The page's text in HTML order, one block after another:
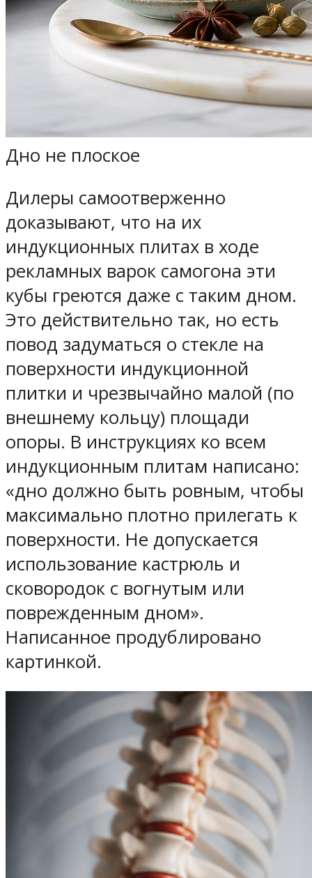
Дно не плоское
Дилеры самоотверженно
доказывают, что на их
индукционных плитах в ходе
рекламных варок самогона эти
кубы греются даже с таким дном.
Это действительно так, но есть
повод задуматься о стекле на
поверхности индукционной
плитки и чрезвычайно малой (по
внешнему кольцу) площади
опоры. В инструкциях ко всем
индукционным плитам написано:
«дно должно быть ровным, чтобы
максимально плотно прилегать к
поверхности. Не допускается
использование кастрюль и
сковородок с вогнутым или
поврежденным дном».
Написанное продублировано
картинкой.